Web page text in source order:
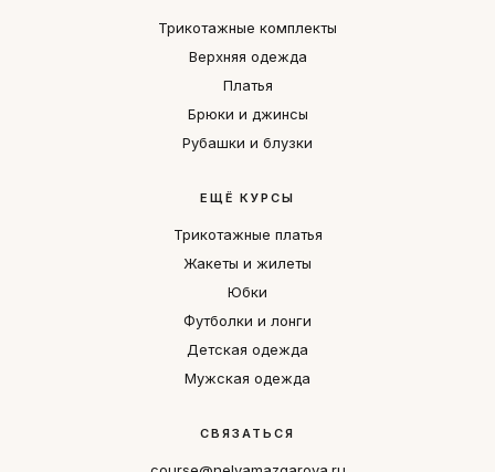
Трикотажные комплекты
Верхняя одежда
Платья
Брюки и джинсы
Рубашки и блузки
ЕЩЁ КУРСЫ
Трикотажные платья
Жакеты и жилеты
Юбки
Футболки и лонги
Детская одежда
Мужская одежда
СВЯЗАТЬСЯ